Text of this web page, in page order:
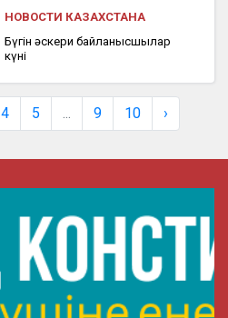
НОВОСТИ КАЗАХСТАНА
Бүгін әскери байланысшылар
күні
4 5 9 10 ›